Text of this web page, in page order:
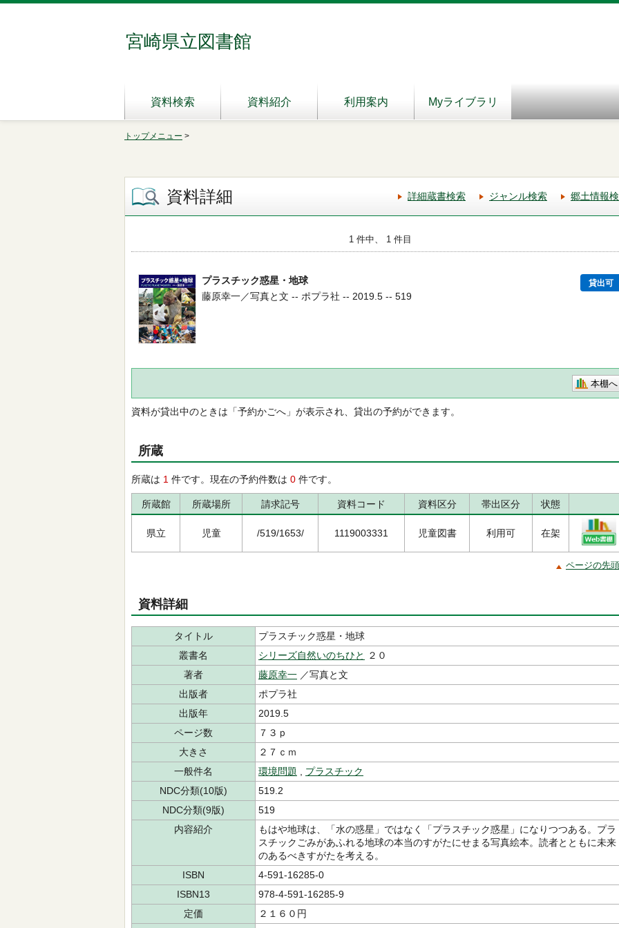
宮崎県立図書館
資料検索 資料紹介 利用案内 Myライブラリ
トップメニュー >
資料詳細 詳細蔵書検索 ジャンル検索 郷土情報
1 件中、 1 件目
プラスチック惑星・地球 貸出可
藤原幸一／写真と文 -- ポプラ社 -- 2019.5 -- 519
本棚へ
資料が貸出中のときは「予約かごへ」が表示され、貸出の予約ができます。
所蔵
所蔵は 1 件です。現在の予約件数は 0 件です。
所蔵館 所蔵場所 請求記号 資料コード 資料区分 帯出区分 状態
県立 児童 /519/1653/ 1119003331 児童図書 利用可 在架
ページの先
資料詳細
タイトル
プラスチック惑星・地球
叢書名
シリーズ自然いのちひと
２０
著者
藤原幸一 ／写真と文
出版者
ポプラ社
出版年
2019.5
ページ数
７３ｐ
大きさ
２７ｃｍ
一般件名
環境問題
プラスチック
NDC分類(10版)
519.2
NDC分類(9版)
519
内容紹介
もはや地球は、「水の惑星」ではなく「プラスチック惑星」になりつつある。プラ
スチックごみがあふれる地球の本当のすがたにせまる写真絵本。読者とともに未来
のあるべきすがたを考える。
ISBN
4-591-16285-0
ISBN13
978-4-591-16285-9
定価
２１６０円